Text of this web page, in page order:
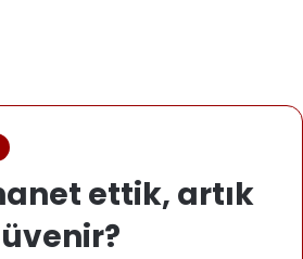
ettik, artık